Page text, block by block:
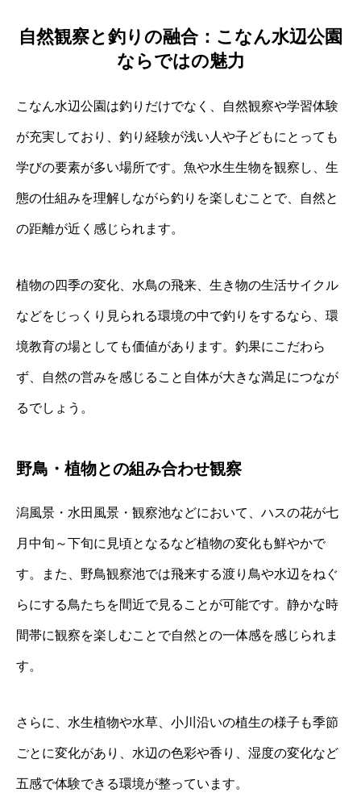
自然観察と釣りの融合：こなん水辺公園
ならではの魅力
こなん水辺公園は釣りだけでなく、自然観察や学習体験
が充実しており、釣り経験が浅い人や子どもにとっても
学びの要素が多い場所です。魚や水生生物を観察し、生
態の仕組みを理解しながら釣りを楽しむことで、自然と
の距離が近く感じられます。
植物の四季の変化、水鳥の飛来、生き物の生活サイクル
などをじっくり見られる環境の中で釣りをするなら、環
境教育の場としても価値があります。釣果にこだわら
ず、自然の営みを感じること自体が大きな満足につなが
るでしょう。
野鳥・植物との組み合わせ観察
潟風景・水田風景・観察池などにおいて、ハスの花が七
月中旬～下旬に見頃となるなど植物の変化も鮮やかで
す。また、野鳥観察池では飛来する渡り鳥や水辺をねぐ
らにする鳥たちを間近で見ることが可能です。静かな時
間帯に観察を楽しむことで自然との一体感を感じられま
す。
さらに、水生植物や水草、小川沿いの植生の様子も季節
ごとに変化があり、水辺の色彩や香り、湿度の変化など
五感で体験できる環境が整っています。